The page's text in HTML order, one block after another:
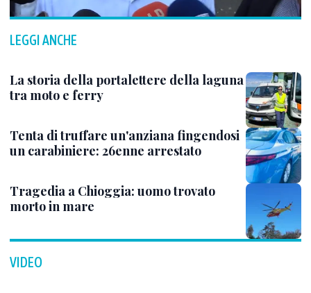
LEGGI ANCHE
La storia della portalettere della laguna
tra moto e ferry
Tenta di truffare un'anziana fingendosi
un carabiniere: 26enne arrestato
Tragedia a Chioggia: uomo trovato
morto in mare
VIDEO